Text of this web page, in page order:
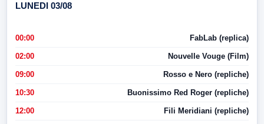
LUNEDI 03/08
00:00 FabLab (replica)
02:00 Nouvelle Vouge (Film)
09:00 Rosso e Nero (repliche)
10:30 Buonissimo Red Roger (repliche)
12:00 Fili Meridiani (repliche)